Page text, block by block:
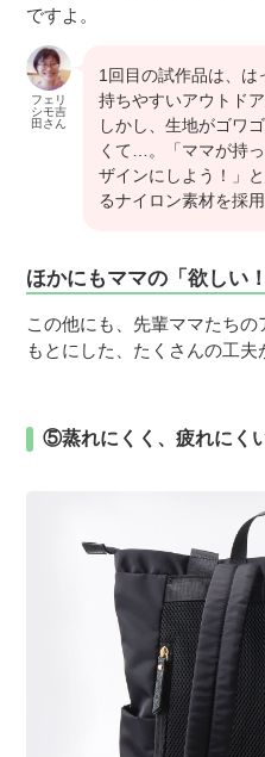
ですよ。
フェリ
シモ吉
田さん
1回目の試作品は、は
持ちやすいアウトド
しかし、生地がゴワ
くて…。「ママが持
ザインにしよう！」
るナイロン素材を採用
ほかにもママの「欲しい
この他にも、先輩ママたち
もとにした、たくさんの工夫
⑤蒸れにくく、疲れにく